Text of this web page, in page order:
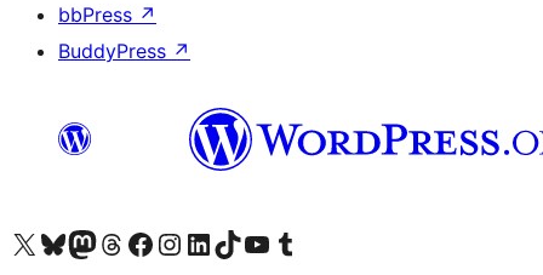
bbPress ↗
BuddyPress ↗
Bezoek ons X (voorheen Twitter) account
Bezoek ons Bluesky account
Bezoek ons Mastodon account
Bezoek ons Threads account
Onze Facebook pagina bezoeken
Bezoek ons Instagram account
Bezoek ons LinkedIn account
Bezoek ons TikTok account
Bezoek ons YouTube kanaalBezoek ons Tumblr account